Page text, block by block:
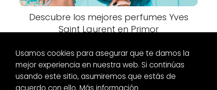
Descubre los mejores perfumes Yves
Saint Laurent en Primor
Usamos cookies para asegurar que te damos la
mejor experiencia en nuestra web. Si continúas
usando este sitio, asumiremos que estás de
acuerdo con ello. Más información